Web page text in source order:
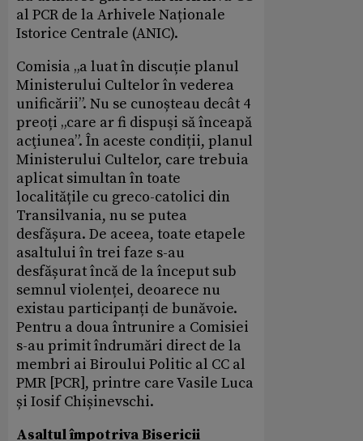
al PCR de la Arhivele Naționale
Istorice Centrale (ANIC).
Comisia „a luat în discuție planul
Ministerului Cultelor în vederea
unificării”. Nu se cunoșteau decât 4
preoți „care ar fi dispuşi să înceapă
acţiunea”. În aceste condiții, planul
Ministerului Cultelor, care trebuia
aplicat simultan în toate
localitățile cu greco-catolici din
Transilvania, nu se putea
desfășura. De aceea, toate etapele
asaltului în trei faze s-au
desfășurat încă de la început sub
semnul violenței, deoarece nu
existau participanți de bunăvoie.
Pentru a doua întrunire a Comisiei
s-au primit îndrumări direct de la
membri ai Biroului Politic al CC al
PMR [PCR], printre care Vasile Luca
și Iosif Chișinevschi.
Asaltul împotriva Bisericii